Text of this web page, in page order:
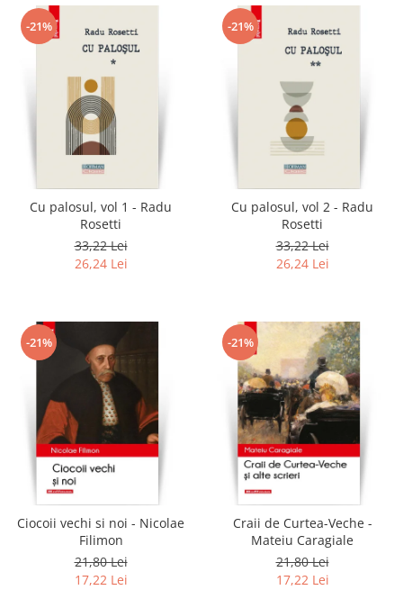
-21%
Cu palosul, vol 1 - Radu
Rosetti
33,22 Lei
26,24 Lei
-21%
Cu palosul, vol 2 - Radu
Rosetti
33,22 Lei
26,24 Lei
-21%
Ciocoii vechi si noi - Nicolae
Filimon
21,80 Lei
17,22 Lei
-21%
Craii de Curtea-Veche -
Mateiu Caragiale
21,80 Lei
17,22 Lei